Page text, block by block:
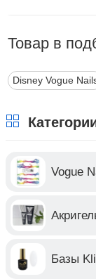
Товар в
Disney Vogue
Vogue
Базы